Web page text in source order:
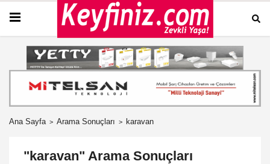
Ana Sayfa Arama Sonuçları karavan
"karavan" Arama Sonuçları